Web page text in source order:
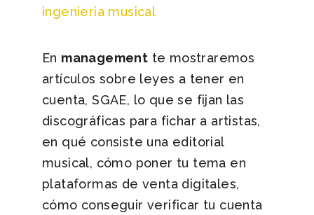
En management te mostraremos
artículos sobre leyes a tener en
cuenta, SGAE, lo que se fijan las
discográficas para fichar a artistas,
en qué consiste una editorial
musical, cómo poner tu tema en
plataformas de venta digitales,
cómo conseguir verificar tu cuenta